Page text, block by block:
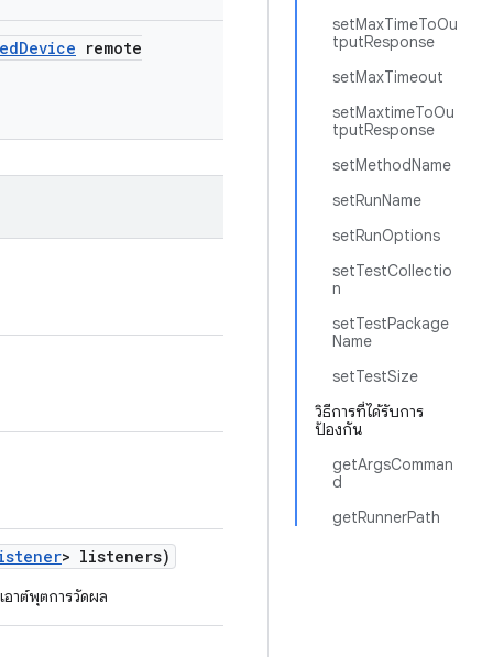
setMaxTimeToOu
tputResponse
setMaxTimeout
setMaxtimeToOu
tputResponse
setMethodName
setRunName
setRunOptions
setTestCollectio
n
setTestPackage
Name
setTestSize
วิธีการที่ได้รับการ
ป้องกัน
getArgsComman
d
getRunnerPath
Device remote
> listeners)
อาต์พุตการวัดผล